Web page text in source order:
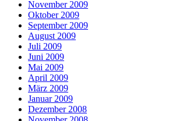
November 2009
Oktober 2009
September 2009
August 2009
Juli 2009
Juni 2009
Mai 2009
April 2009
März 2009
Januar 2009
Dezember 2008